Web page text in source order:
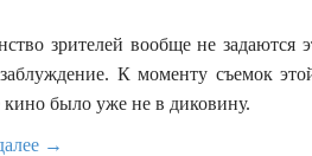
зрителей вообще не
К моменту съемок
кино было уже не в диковину.
→